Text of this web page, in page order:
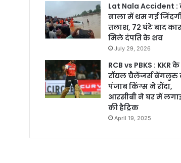
Lat Nala Accident :
नाला में थम गई
तलाश, 72 घंटे बाद
मिले दंपति के शव
July 29, 2026
RCB vs PBKS : KKR
रॉयल चैलेंजर्स बेंगलुरु
पंजाब किंग्स ने रौंदा,
आरसीबी ने घर में
की हैट्रिक
April 19, 2025